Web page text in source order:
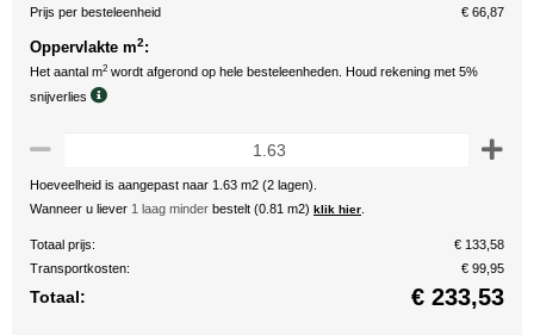
Prijs per besteleenheid € 66,87
Oppervlakte m2:
Het aantal m2 wordt afgerond op hele besteleenheden. Houd rekening met 5%
snijverlies
Hoeveelheid is aangepast naar 1.63 m2 (2 lagen).
Wanneer u liever 1 laag minder bestelt (0.81 m2) klik hier
Totaal prijs:
€ 133,58
Transportkosten:
€ 99,95
Totaal: € 233,53